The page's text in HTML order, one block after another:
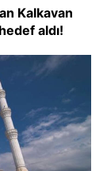
Kalkavan
aldı!